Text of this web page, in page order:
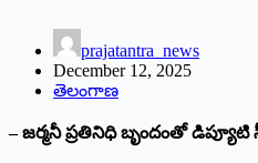
prajatantra_news
December 12, 2025
తెలంగాణ
– జర్మనీ ప్రతినిధి బృందంతో డిప్యూటి